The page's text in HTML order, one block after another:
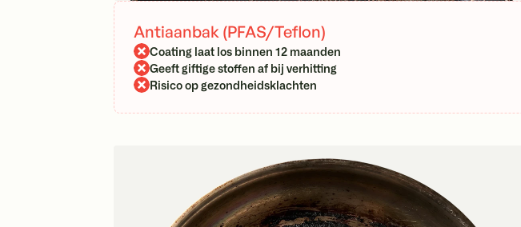
Antiaanbak (PFAS/Teflon)
Coating laat los binnen 12 maanden
Geeft giftige stoffen af bij verhitting
Risico op gezondheidsklachten